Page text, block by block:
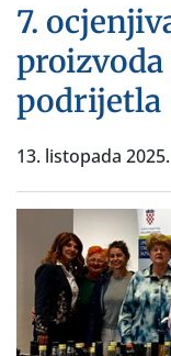
7.
podrijetla
13. listopada 2025.